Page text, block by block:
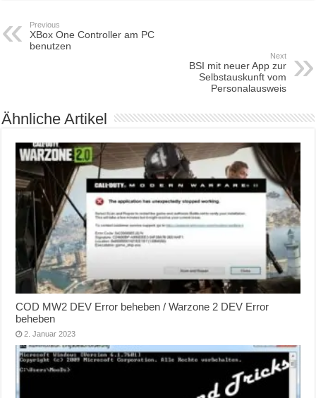
Previous
XBox One Controller am PC
benutzen
Next
BSI mit neuer App zur
Selbstauskunft vom
Personalausweis
Ähnliche Artikel
COD MW2 DEV Error beheben / Warzone 2 DEV Error
beheben
2. Januar 2023